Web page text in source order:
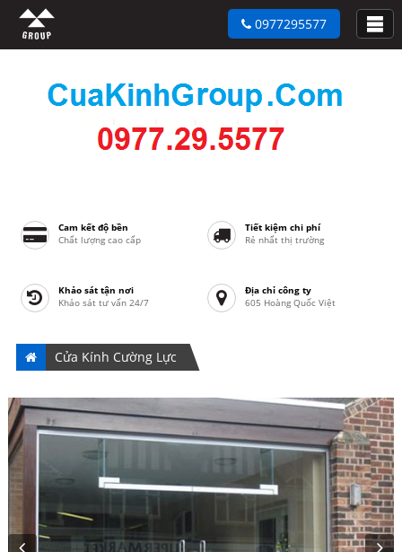
Cam kết độ bền
Chất lượng cao cấp
Tiết kiệm chi phí
Rẻ nhất thị trường
Khảo sát tận nơi
Khảo sát tư vấn 24/7
Địa chỉ công ty
605 Hoàng Quốc Việt
0977295577
Cửa Kính Cường Lực